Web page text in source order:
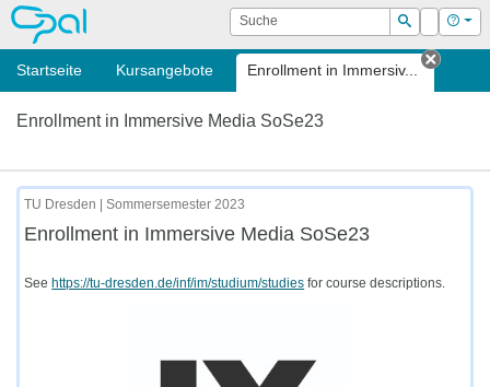
OPAL Suche
Suchen
Login Hilfe
Startseite Kursangebote Enrollment in Immersiv...
Tab
Enrollment in Immersive Media SoSe23
TU Dresden | Sommersemester 2023
Enrollment in Immersive Media SoSe23
Seehttps://tu-dresden.de/inf/im/studium/studies for course descriptions.